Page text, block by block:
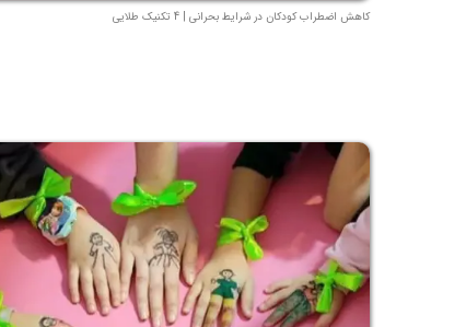
کاهش اضطراب کودکان در شرایط بحرانی | 4 تکنیک طلایی